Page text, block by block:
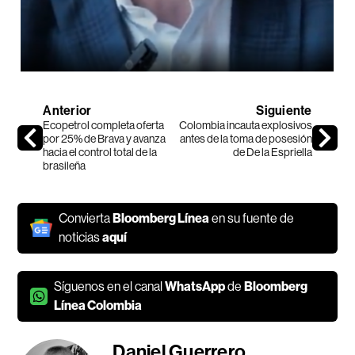
Anterior
Ecopetrol completa oferta
por 25% de Brava y avanza
hacia el control total de la
brasileña
Siguiente
Colombia incauta explosivos
antes de la toma de posesión
de De la Espriella
ConviertaBloomberg Línea en su fuente de
noticiasaquí
Síguenos en el canalWhatsAppdeBloomberg
Línea Colombia